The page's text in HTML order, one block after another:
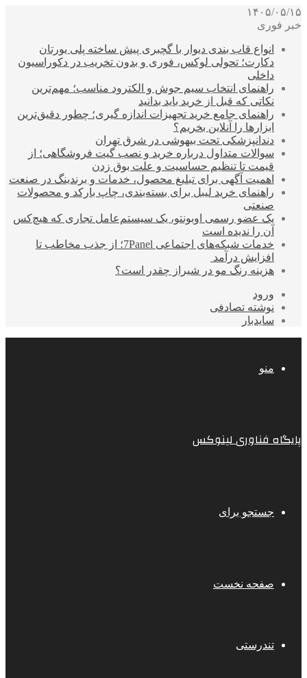
۱۴۰۵/۰۵/۱۵
خبر فوری
انواع قاب بندی دیوار با گچبری پیش ساخته پلی یورتان
دکارت؛ تحولی لوکس، فوری و بدون تخریب در دکوراسیون
داخلی
راهنمای انتخاب سیم جوش و الکترود مناسب؛ مهم‌ترین
نکاتی که قبل از خرید باید بدانید
راهنمای جامع خرید تجهیزات اندازه گیری؛ چطور دقیق‌ترین
ابزارها را آنلاین بخریم؟
دندانپزشکی تحت بیهوشی در شرق تهران
سوالات متداول درباره خرید و نصب گیت فروشگاهی؛ از
قیمت تا تنظیم حساسیت و علت بوق زدن
اهمیت آگهی برای تبلیغ محصول، خدمات و برندینگ در صنعت
راهنمای خرید لیبل برای بسته‌بندی، چاپ بارکد و محصولات
صنعتی
یک عضو رسمی اوبونتو، یک سیستم‌عامل تجاری که هیچ‌کس
آن را ندیده است
خدمات شبکه‌های اجتماعی 7Panel؛ از جذب مخاطب تا
افزایش درآمد
هزینه رنگ مو در شیراز چقدر است؟
ورود
نوشته تصادفی
سایدبار
منو
پایگاه فناوری لینوکس
جستجو برای
صفحه نخست
تندرستی